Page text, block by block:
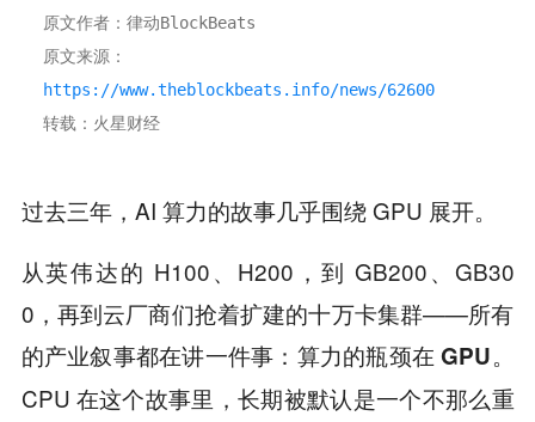
原文作者：律动BlockBeats
原文来源：
https://www.theblockbeats.info/news/62600
转载：火星财经
过去三年，AI 算力的故事几乎围绕 GPU 展开。
从英伟达的 H100、H200，到 GB200、GB30
0，再到云厂商们抢着扩建的十万卡集群——所有
的产业叙事都在讲一件事： 算力的瓶颈在 GPU。
CPU 在这个故事里，长期被默认是一个不那么重